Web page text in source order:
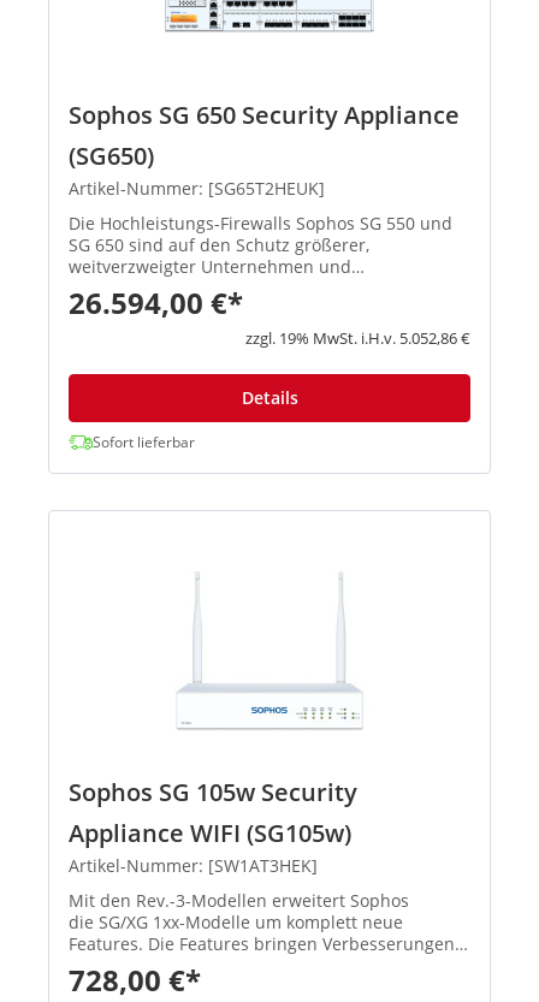
Sophos SG 650 Security Appliance
(SG650)
Artikel-Nummer: [SG65T2HEUK]
Die Hochleistungs-Firewalls Sophos SG 550 und
SG 650 sind auf den Schutz größerer,
weitverzweigter Unternehmen und
Rechenzentrumsumgebungen ausgelegt. Sie sind
mit der derzeit schnellsten Intel-CPU-Technologie
am Markt ausgestattet und eignen sich so...
26.594,00 €*
zzgl. 19% MwSt. i.H.v. 5.052,86 €
Details
Sofort lieferbar
Sophos SG 105w Security
Appliance WIFI (SG105w)
Artikel-Nummer: [SW1AT3HEK]
Mit den Rev.-3-Modellen erweitert Sophos
die SG/XG 1xx-Modelle um komplett neue
Features. Die Features bringen Verbesserungen
in den Schwerpunktbereichen Konnektivität,
Flexibilität, Zuverlässigkeit und Performa...
728,00 €*